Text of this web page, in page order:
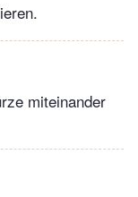
miteinander